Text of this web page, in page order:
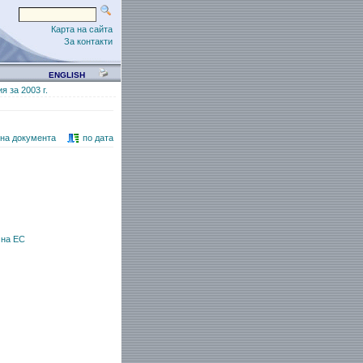
Карта на сайта
За контакти
ENGLISH
за 2003 г.
документа по дата
на ЕС